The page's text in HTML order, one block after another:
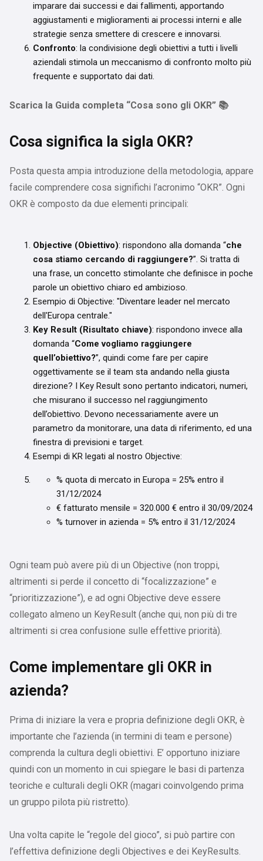
imparare dai successi e dai fallimenti, apportando
aggiustamenti e miglioramenti ai processi interni e alle
strategie senza smettere di crescere e innovarsi.
Confronto: la condivisione degli obiettivi a tutti i livelli
aziendali stimola un meccanismo di confronto molto più
frequente e supportato dai dati.
Scarica la Guida completa “Cosa sono gli OKR” 📚
Cosa significa la sigla OKR?
Posta questa ampia introduzione della metodologia, appare
facile comprendere cosa significhi l’acronimo “OKR”. Ogni
OKR è composto da due elementi principali:
Objective (Obiettivo): rispondono alla domanda “che
cosa stiamo cercando di raggiungere?”. Si tratta di
una frase, un concetto stimolante che definisce in poche
parole un obiettivo chiaro ed ambizioso.
Esempio di Objective: "Diventare leader nel mercato
dell'Europa centrale."
Key Result (Risultato chiave): rispondono invece alla
domanda “Come vogliamo raggiungere
quell’obiettivo?”, quindi come fare per capire
oggettivamente se il team sta andando nella giusta
direzione? I Key Result sono pertanto indicatori, numeri,
che misurano il successo nel raggiungimento
dell’obiettivo. Devono necessariamente avere un
parametro da monitorare, una data di riferimento, ed una
finestra di previsioni e target.
Esempi di KR legati al nostro Objective:
% quota di mercato in Europa = 25% entro il
31/12/2024
€ fatturato mensile = 320.000 € entro il 30/09/2024
% turnover in azienda = 5% entro il 31/12/2024
Ogni team può avere più di un Objective (non troppi,
altrimenti si perde il concetto di “focalizzazione” e
“prioritizzazione”), e ad ogni Objective deve essere
collegato almeno un KeyResult (anche qui, non più di tre
altrimenti si crea confusione sulle effettive priorità).
Come implementare gli OKR in
azienda?
Prima di iniziare la vera e propria definizione degli OKR, è
importante che l’azienda (in termini di team e persone)
comprenda la cultura degli obiettivi. E’ opportuno iniziare
quindi con un momento in cui spiegare le basi di partenza
teoriche e culturali degli OKR (magari coinvolgendo prima
un gruppo pilota più ristretto).
Una volta capite le “regole del gioco”, si può partire con
l’effettiva definizione degli Objectives e dei KeyResults.